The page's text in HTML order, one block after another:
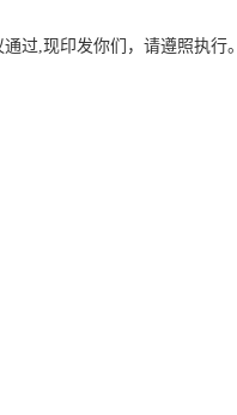
通过,现印发你们，请遵照执行。